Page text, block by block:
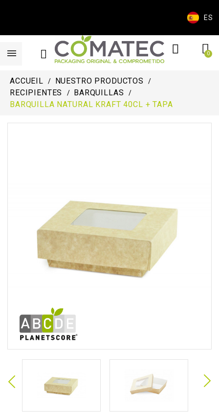
ES
ACCUEIL
NUESTRO PRODUCTOS
RECIPIENTES
BARQUILLAS
BARQUILLA NATURAL KRAFT 40CL + TAPA